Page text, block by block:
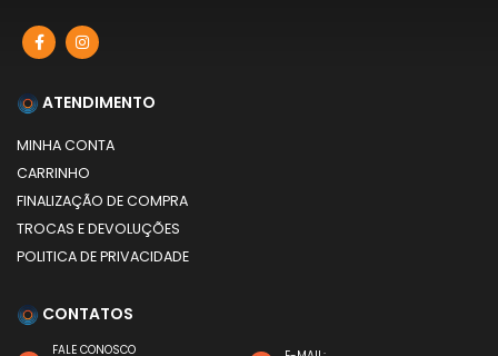
ATENDIMENTO
MINHA CONTA
CARRINHO
FINALIZAÇÃO DE COMPRA
TROCAS E DEVOLUÇÕES
POLITICA DE PRIVACIDADE
CONTATOS
FALE CONOSCO